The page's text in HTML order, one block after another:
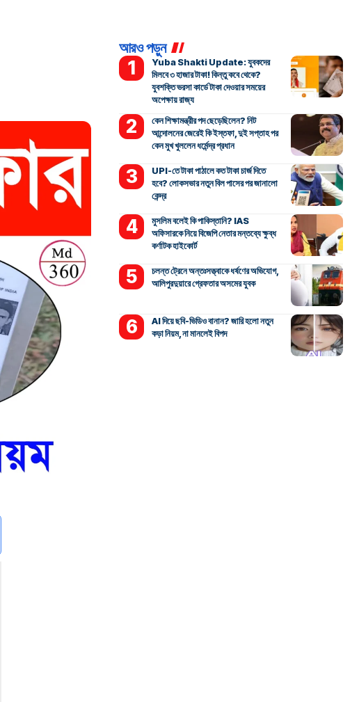
আরও পড়ুন
Yuba Shakti Update: যুবকদের
মিলবে ৩ হাজার টাকা! কিন্তু কবে থেকে?
যুবশক্তি ভরসা কার্ডে টাকা দেওয়ার সময়ের
অপেক্ষায় রাজ্য
কেন শিক্ষামন্ত্রীর পদ ছেড়েছিলেন? নিট
আন্দোলনের জেরেই কি ইস্তফা, দুই সপ্তাহ পর
কেন মুখ খুললেন ধর্মেন্দ্র প্রধান
UPI-তে টাকা পাঠালে কত টাকা চার্জ দিতে
হবে? লোকসভার নতুন বিল পাসের পর জানালো
কেন্দ্র
মুসলিম বলেই কি পাকিস্তানি? IAS
অফিসারকে নিয়ে বিজেপি নেতার মন্তব্যে ক্ষুব্ধ
কর্ণাটক হাইকোর্ট
চলন্ত ট্রেনে অন্তঃসত্ত্বাকে ধর্ষণের অভিযোগ,
আলিপুরদুয়ারে গ্রেফতার অসমের যুবক
AI দিয়ে ছবি-ভিডিও বানান? জারি হলো নতুন
কড়া নিয়ম, না মানলেই বিপদ